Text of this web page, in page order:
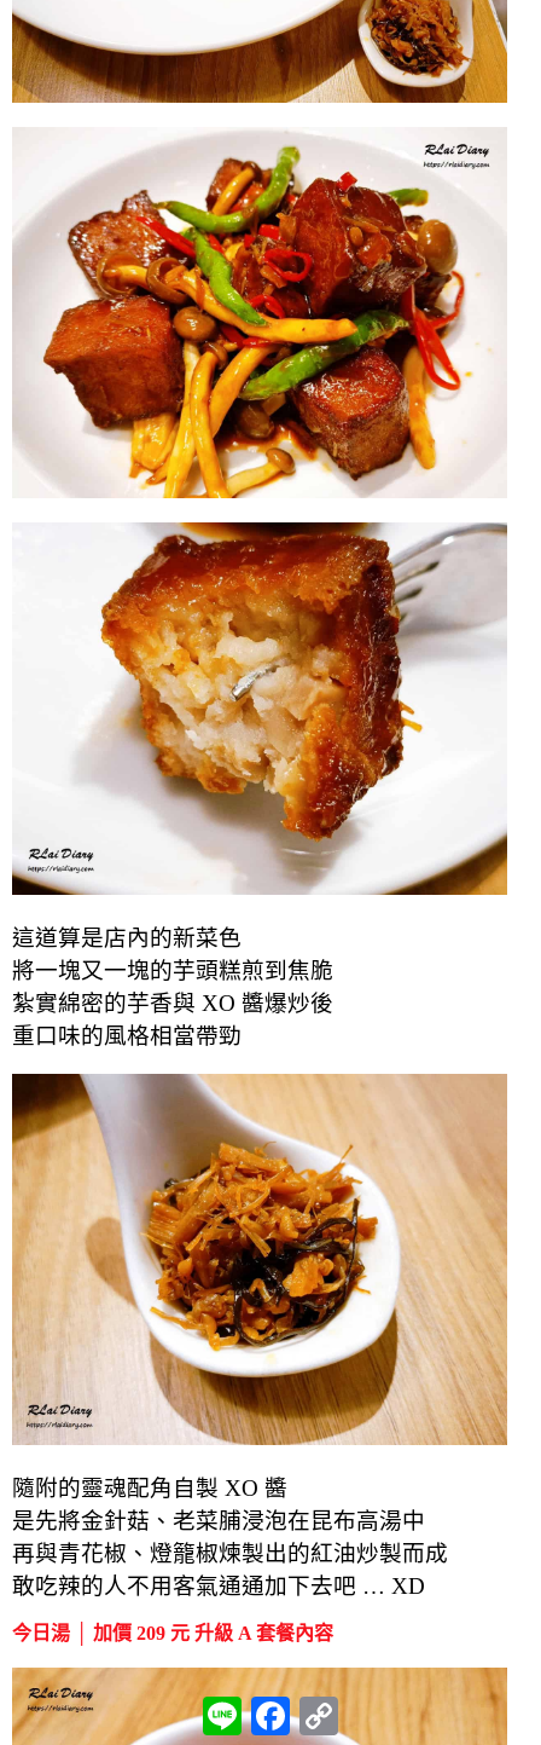
這道算是店內的新菜色
將一塊又一塊的芋頭糕煎到焦脆
紮實綿密的芋香與 XO 醬爆炒後
重口味的風格相當帶勁
隨附的靈魂配角自製 XO 醬
是先將金針菇、老菜脯浸泡在昆布高湯中
再與青花椒、燈籠椒煉製出的紅油炒製而成
敢吃辣的人不用客氣通通加下去吧 … XD
今日湯 │ 加價 209 元 升級 A 套餐內容
L
i
F
a